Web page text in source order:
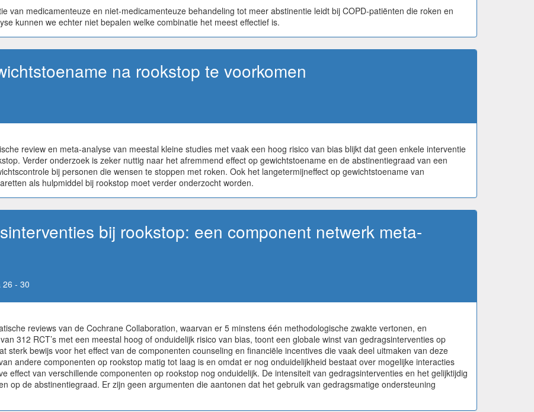
van medicamenteuze en niet-medicamenteuze behandeling tot meer abstinentie leidt bij COPD-patiënten die roken en
kunnen we echter niet bepalen welke combinatie het meest effectief is.
na rookstop te voorkomen
review en meta-analyse van meestal kleine studies met vaak een hoog risico van bias blijkt dat geen enkele interventie
Verder onderzoek is zeker nuttig naar het afremmend effect op gewichtstoename en de abstinentiegraad van een
bij personen die wensen te stoppen met roken. Ook het langetermijneffect op gewichtstoename van
als hulpmiddel bij rookstop moet verder onderzocht worden.
bij rookstop: een component netwerk meta-
26 - 30
reviews van de Cochrane Collaboration, waarvan er 5 minstens één methodologische zwakte vertonen, en
312 RCT’s met een meestal hoog of onduidelijk risico van bias, toont een globale winst van gedragsinterventies op
sterk bewijs voor het effect van de componenten counseling en financiële incentives die vaak deel uitmaken van deze
andere componenten op rookstop matig tot laag is en omdat er nog onduidelijkheid bestaat over mogelijke interacties
effect van verschillende componenten op rookstop nog onduidelijk. De intensiteit van gedragsinterventies en het gelijktijdig
op de abstinentiegraad. Er zijn geen argumenten die aantonen dat het gebruik van gedragsmatige ondersteuning